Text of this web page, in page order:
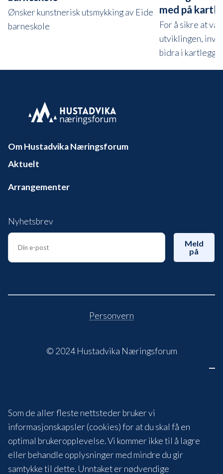
Ønsker kunstnerisk utsmykking av Eide
barneskole
med på
For å sikre at
utviklingen,
bidra i
Om Hustadvika Næringsforum
Aktuelt
Arrangementer
Nyhetsbrev
Meld
på
Personvern
© 2024 Hustadvika Næringsforum
Som de aller fleste nettsteder bruker vi
informasjonskapsler (cookies) for at du skal få en
optimal brukeropplevelse. Vi kommer ikke til å lagre
eller behandle opplysninger med mindre du gir
samtykke til dette. Unntaket er nødvendige